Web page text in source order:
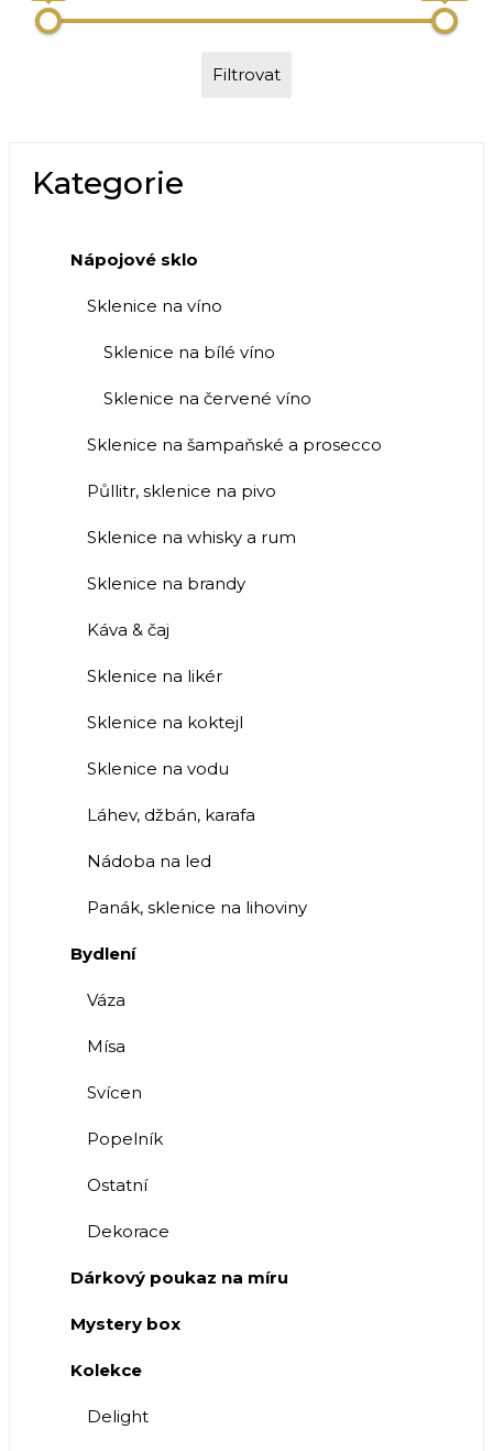
Filtrovat
Kategorie
Nápojové sklo
Sklenice na víno
Sklenice na bílé víno
Sklenice na červené víno
Sklenice na šampaňské a prosecco
Půllitr, sklenice na pivo
Sklenice na whisky a rum
Sklenice na brandy
Káva & čaj
Sklenice na likér
Sklenice na koktejl
Sklenice na vodu
Láhev, džbán, karafa
Nádoba na led
Panák, sklenice na lihoviny
Bydlení
Váza
Mísa
Svícen
Popelník
Ostatní
Dekorace
Dárkový poukaz na míru
Mystery box
Kolekce
Delight